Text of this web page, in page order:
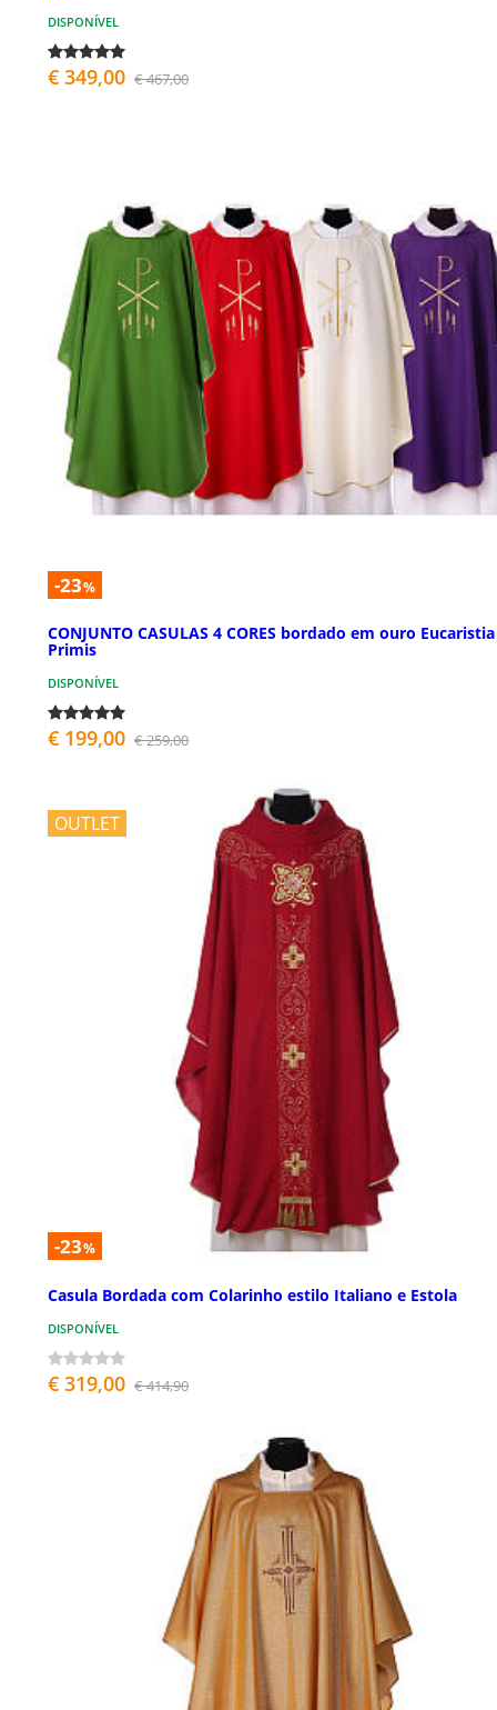
DISPONÍVEL
€ 349,00 € 467,00
-23%
CONJUNTO CASULAS 4 CORES bordado em ouro
Primis
DISPONÍVEL
€ 199,00 € 259,00
OUTLET
-23%
Casula Bordada com Colarinho estilo Italiano e Estola
DISPONÍVEL
€ 319,00 € 414,90